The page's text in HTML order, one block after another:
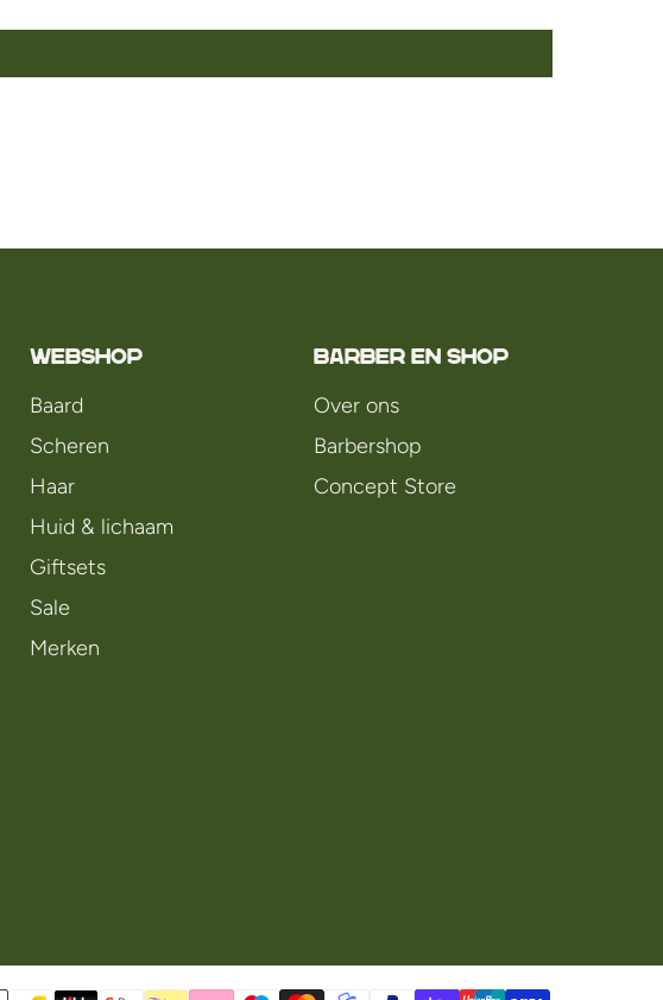
WEBSHOP
Baard
Scheren
Haar
Huid & lichaam
Giftsets
Sale
Merken
Barber en Shop
Over ons
Barbershop
Concept Store